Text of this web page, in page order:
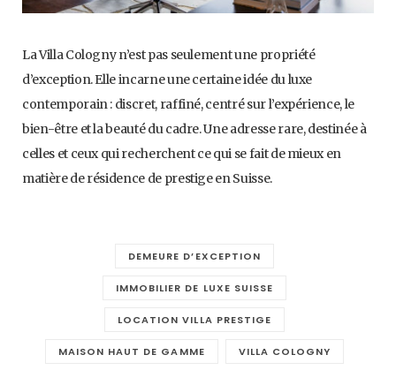
La Villa Cologny n’est pas seulement une propriété
d’exception. Elle incarne une certaine idée du luxe
contemporain : discret, raffiné, centré sur l’expérience, le
bien-être et la beauté du cadre. Une adresse rare, destinée à
celles et ceux qui recherchent ce qui se fait de mieux en
matière de résidence de prestige en Suisse.
DEMEURE D’EXCEPTION
IMMOBILIER DE LUXE SUISSE
LOCATION VILLA PRESTIGE
MAISON HAUT DE GAMME VILLA COLOGNY